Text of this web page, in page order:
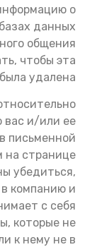
о
данных
общения
чтобы эта
удалена.
вас и/или ее
письменной
на странице
убедиться,
компанию и
с себя
которые не
к нему не в